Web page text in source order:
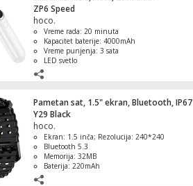
ZP6 Speed
hoco.
Vreme rada: 20 minuta
Kapacitet baterije: 4000mAh
Vreme punjenja: 3 sata
LED svetlo
Pametan sat, 1.5" ekran, Bluetooth, IP67
Y29 Black
hoco.
Ekran: 1.5 inča; Rezolucija: 240*240
Bluetooth 5.3
Memorija: 32MB
Baterija: 220mAh